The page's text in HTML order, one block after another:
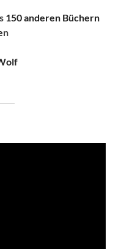
150 anderen Büchern
n